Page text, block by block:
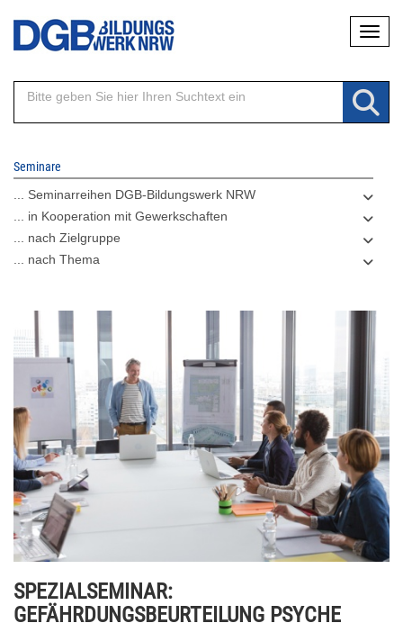
Direkt
Inhalt
Seminare
... Seminarreihen DGB-Bildungswerk NRW
... in Kooperation mit Gewerkschaften
... nach Zielgruppe
... nach Thema
SPEZIALSEMINAR:
GEFÄHRDUNGSBEURTEILUNG PSYCHE